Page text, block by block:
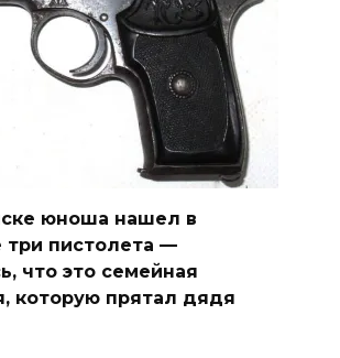
юноша нашел в
три пистолета —
что это семейная
которую прятал дядя